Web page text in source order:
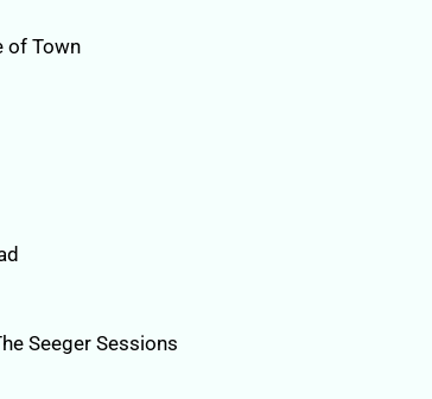
of Town
Seeger Sessions